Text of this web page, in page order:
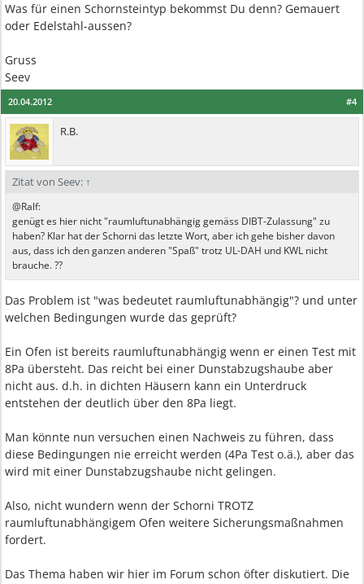
Was für einen Schornsteintyp bekommst Du denn? Gemauert
oder Edelstahl-aussen?
Gruss
Seev
#4
20.04.2012
R.B.
Zitat von Seev: ↑
@Ralf:
genügt es hier nicht "raumluftunabhängig gemäss DIBT-Zulassung" zu
haben? Klar hat der Schorni das letzte Wort, aber ich gehe bisher davon
aus, dass ich den ganzen anderen "Spaß" trotz UL-DAH und KWL nicht
brauche. ??
Das Problem ist "was bedeutet raumluftunabhängig"? und unter
welchen Bedingungen wurde das geprüft?
Ein Ofen ist bereits raumluftunabhängig wenn er einen Test mit
8Pa übersteht. Das reicht bei einer Dunstabzugshaube aber
nicht aus. d.h. in dichten Häusern kann ein Unterdruck
entstehen der deutlich über den 8Pa liegt.
Man könnte nun versuchen einen Nachweis zu führen, dass
diese Bedingungen nie erreicht werden (4Pa Test o.ä.), aber das
wird mit einer Dunstabzugshaube nicht gelingen.
Also, nicht wundern wenn der Schorni TROTZ
raumluftunabhängigem Ofen weitere Sicherungsmaßnahmen
fordert.
Das Thema haben wir hier im Forum schon öfter diskutiert. Die